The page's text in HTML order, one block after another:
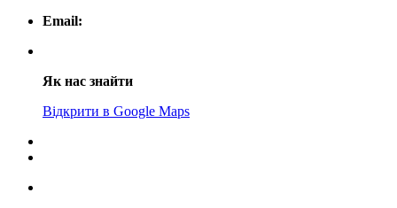
Email:
Як нас знайти
Відкрити в Google Maps